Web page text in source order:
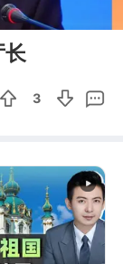
00:14
长
3